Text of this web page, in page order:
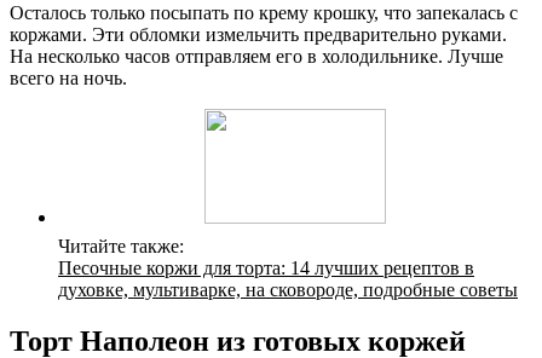
Осталось только посыпать по крему крошку, что запекалась с
коржами. Эти обломки измельчить предварительно руками.
На несколько часов отправляем его в холодильнике. Лучше
всего на ночь.
Читайте также:
Песочные коржи для торта: 14 лучших рецептов в
духовке, мультиварке, на сковороде, подробные советы
Торт Наполеон из готовых коржей